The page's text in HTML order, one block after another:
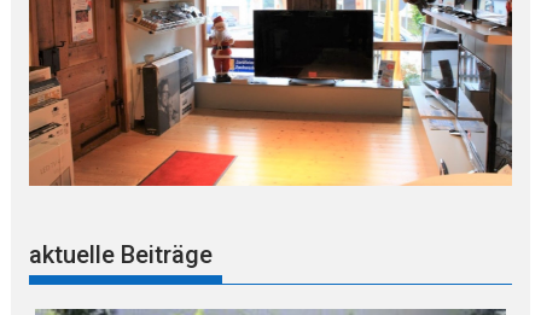
aktuelle Beiträge